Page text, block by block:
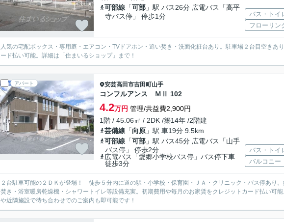
可部線 「可部 」駅 バス26分 広電バス「高平
寺バス停」 停歩1分
バス・トイ
フローリン
人気の宅配ボックス・専用庭・エアコン・TVドアホン・追い焚き・洗面化粧台あり。駐車場２台目空きあ
ード払い可能。詳細は「住まいるショップ」まで！
アパート 安芸高田市吉田町山手
コンフルアンス ＭⅡ 102
4.2万円 管理/共益費2,900円
1階 / 45.06㎡ / 2DK /築14年 /2階建
芸備線 「向原 」駅 車19分 9.5km
可部線 「可部 」駅 バス45分 広電バス「山手
バス停」 停歩2分
広電バス「愛郷小学校バス停」バス停下車
徒歩3分
バス・トイ
バルコニー
２台駐車可能の２ＤＫが登場！ 徒歩５分内に道の駅・小学校・保育園・ＪＡ・クリニック・バス停あり
焚き・浴室暖房乾燥機・シャワートイレ等設備充実。初期費用や毎月のお家賃をクレジットカード払い可
や近隣施設で待ち合わせでのご案内も即可能です！